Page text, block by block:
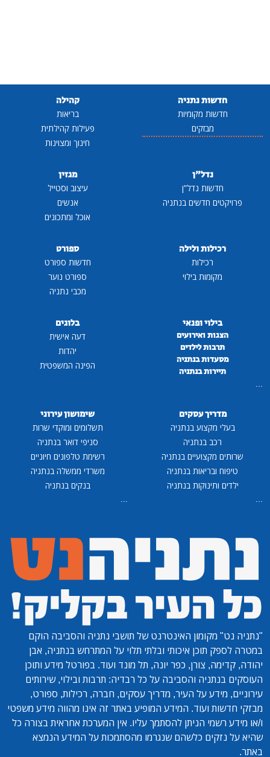
חדשות נתניה
חדשות מקומיות
מבזקים
קהילה
בריאות
פעילות קהילתית
חינוך ומצוינות
נדל"ן
חדשות נדל"ן
פרויקטים חדשים בנתניה
מגזין
עיצוב וסטייל
אנשים
אוכל ומתכונים
רכילות ולילה
רכילות
מקומות בילוי
ספורט
חדשות ספורט
ספורט נוער
מכבי נתניה
בילוי ופנאי
הצגות ואירועים
תרבות לילדים
מסעדות בנתניה
תיירות בנתניה
...
בלוגים
דעה אישית
יהדות
הפינה המשפטית
מדריך עסקים
בעלי מקצוע בנתניה
רכב בנתניה
שרותים מקצועיים בנתניה
טיפוח ובריאות בנתניה
ילדים ותינוקות בנתניה
...
שימושון עירוני
תשלומים ומוקדי שרות
סניפי דואר בנתניה
רשימת טלפונים חיוניים
משרדי ממשלה בנתניה
בנקים בנתניה
...
"נתניה נט" מקומון האינטרנט של תושבי נתניה והסביבה הוקם
במטרה לספק תוכן איכותי ובלתי תלוי על המתרחש בנתניה, אבן
יהודה, קדימה, צורן, כפר יונה, תל מונד ועוד. בפורטל מידע ותוכן
העוסקים בנתניה והסביבה על כל רבדיה: תרבות ובילוי, שירותים
עירוניים, מידע על העיר, מדריך עסקים, חברה, רכילות, ספורט,
מבזקי חדשות ועוד. המידע המופיע באתר זה אינו מהווה מידע משפטי
ו/או מידע רשמי הניתן להסתמך עליו. אין המערכת אחראית בצורה כל
שהיא על נזקים כלשהם שנגרמו מהסתמכות על המידע הנמצא
באתר.